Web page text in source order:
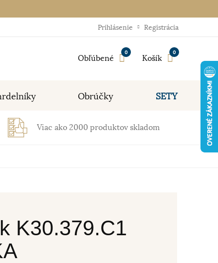
Prihlásenie Registrácia
Obľúbené
0
Košík
0
Obrúčky SETY
Viac ako 2000 produktov skladom
K30.379.C1